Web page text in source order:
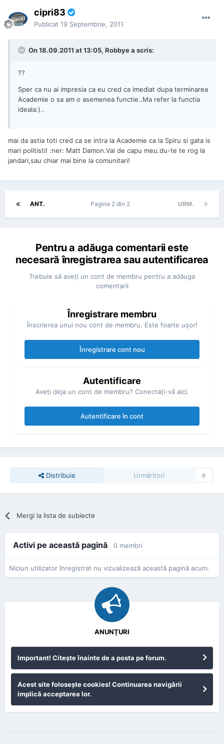
cipri83
Publicat 19 Septembrie, 2011
On 18.09.2011 at 13:05, Robbye a scris:
??
Sper ca nu ai impresia ca eu cred ca imediat dupa terminarea
Academie o sa am o asemenea functie..Ma refer la functia
ideala:)..
mai da astia toti cred ca se intra la Academie ca la Spiru si gata is
mari politisti! :ner: Matt Damon.Vai de capu meu.du-te te rog la
jandari,sau chiar mai bine la comunitari!
ANT. URM.
Pagina 2 din 2
Pentru a adăuga comentarii este
necesară înregistrarea sau autentificarea
Trebuie să aveţi un cont de membru pentru a adăuga
comentarii
Înregistrare membru
Înscrierea unui nou cont de membru. Este foarte uşor!
Înregistrare cont nou
Autentificare
Aveţi deja un cont de membru? Conectaţi-vă aici.
Autentificare în cont
Distribuie Urmăritori 0
Mergi la lista de subiecte
Activi pe această pagină 0 membri
Niciun utilizator înregistrat nu vizualizează această pagină acum.
ANUNŢURI
Important! Citeşte înainte de a posta pe forum.
Acest site foloseşte cookies! Continuarea navigării
implică acceptarea lor.